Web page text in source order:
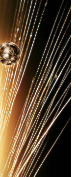
userRule
享後付」服務完成之交
易相關給付款項請求債
之同意方可使用
，本公司不負相關責
用戶狀況，依本公司即
，本公司將視審查結果
現惡意使用之情形，
並採取法律行動。
查看運費